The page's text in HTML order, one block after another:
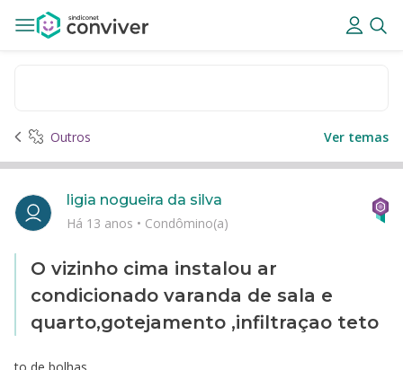
Outros Ver temas
O vizinho cima instalou ar
condicionado varanda de sala e
quarto,gotejamento ,infiltraçao teto
ligia nogueira da silva
Há 13 anos • Condômino(a)